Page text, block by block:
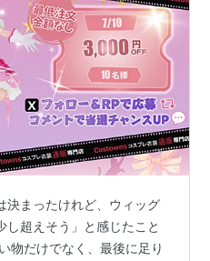
決まったけれど、ウィッグ
し超えそう」と感じたこと
物だけでなく、最後に足り